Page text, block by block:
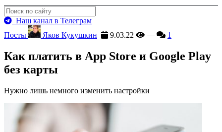
Наш канал в Телеграм
Посты
Яков Кукушкин 9.03.22 — 1
Как платить в App Store и Google Play
без карты
Нужно лишь немного изменить настройки